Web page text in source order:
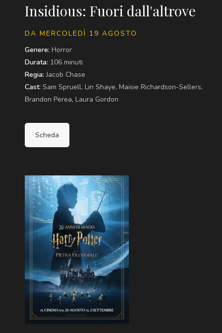
Insidious: Fuori dall'altrove
DA MERCOLEDÌ 19 AGOSTO
Genere: Horror
Durata: 106 minuti
Regia: Jacob Chase
Cast: Sam Spruell, Lin Shaye, Maisie Richardson-Sellers,
Brandon Perea, Laura Gordon
Scheda